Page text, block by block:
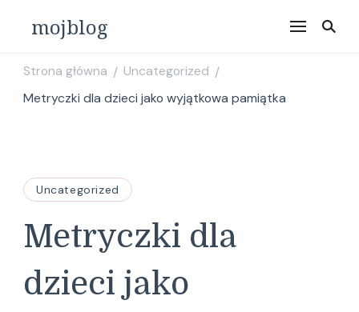
mojblog
Strona główna / Uncategorized /
Metryczki dla dzieci jako wyjątkowa pamiątka
Uncategorized
Metryczki dla
dzieci jako